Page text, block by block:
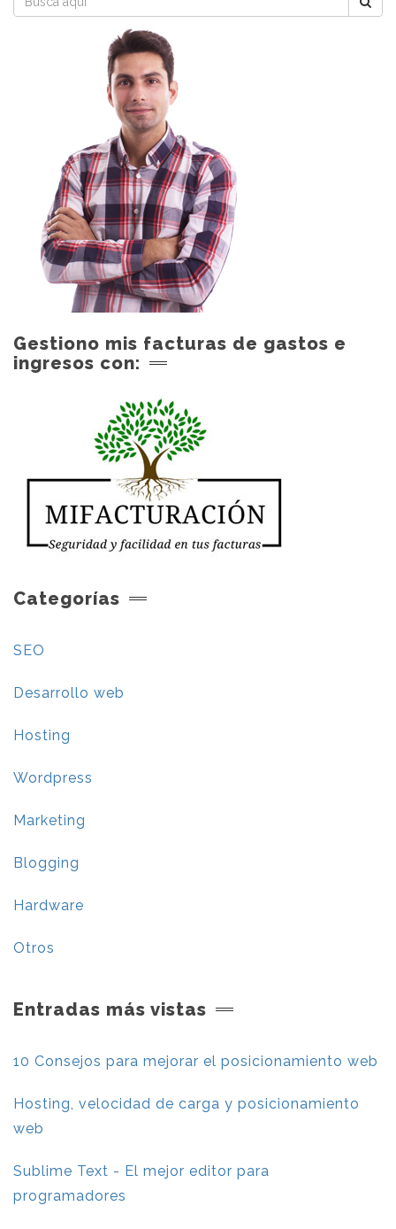
Gestiono mis facturas de gastos e
ingresos con:
Categorías
SEO
Desarrollo web
Hosting
Wordpress
Marketing
Blogging
Hardware
Otros
Entradas más vistas
10 Consejos para mejorar el posicionamiento web
Hosting, velocidad de carga y posicionamiento
web
Sublime Text - El mejor editor para
programadores